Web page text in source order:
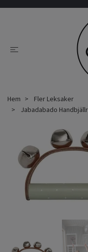
Hem
Fler Leksaker
Jabadabado